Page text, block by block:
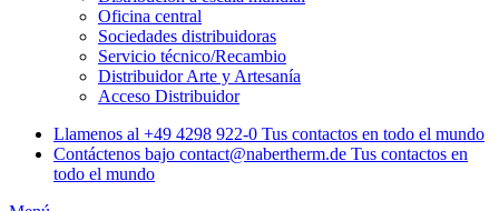
Oficina central
Sociedades distribuidoras
Servicio técnico/Recambio
Distribuidor Arte y Artesanía
Acceso Distribuidor
Llamenos al +49 4298 922-0 Tus contactos en todo el mundo
Contáctenos bajo contact@nabertherm.de Tus contactos en
todo el mundo